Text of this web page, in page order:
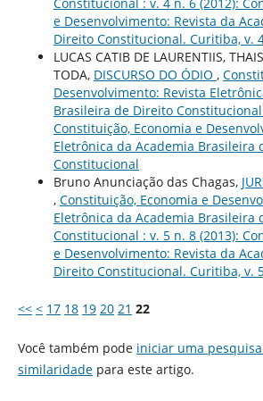
e Desenvolvimento: Revista da
Direito Constitucional. Curitiba, v.
LUCAS CATIB DE LAURENTIIS,
TODA, DISCURSO DO ÓDIO ,
Desenvolvimento: Revista
Brasileira de Direito Constitucional
Constituição, Economia e
Eletrônica da Academia Brasileira
Constitucional
Bruno Anunciação das Chagas,
, Constituição, Economia e
Eletrônica da Academia Brasileira
Constitucional : v. 5 n. 8 (2013):
e Desenvolvimento: Revista da
Direito Constitucional. Curitiba, v.
<< < 17 18 19 20 21 22
Você também pode iniciar uma
similaridadepara este artigo.